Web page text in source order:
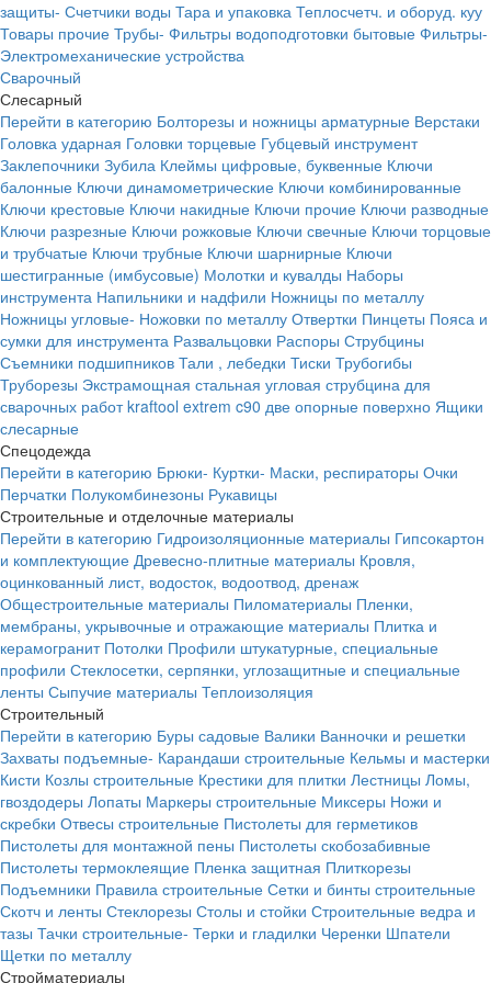
защиты- Счетчики воды Тара и упаковка Теплосчетч. и оборуд. куу
Товары прочие Трубы- Фильтры водоподготовки бытовые Фильтры-
Электромеханические устройства
Сварочный
Слесарный
Перейти в категорию Болторезы и ножницы арматурные Верстаки
Головка ударная Головки торцевые Губцевый инструмент
Заклепочники Зубила Клеймы цифровые, буквенные Ключи
балонные Ключи динамометрические Ключи комбинированные
Ключи крестовые Ключи накидные Ключи прочие Ключи разводные
Ключи разрезные Ключи рожковые Ключи свечные Ключи торцовые
и трубчатые Ключи трубные Ключи шарнирные Ключи
шестигранные (имбусовые) Молотки и кувалды Наборы
инструмента Напильники и надфили Ножницы по металлу
Ножницы угловые- Ножовки по металлу Отвертки Пинцеты Пояса и
сумки для инструмента Развальцовки Распоры Струбцины
Съемники подшипников Тали , лебедки Тиски Трубогибы
Труборезы Экстрамощная стальная угловая струбцина для
сварочных работ kraftool extrem c90 две опорные поверхно Ящики
слесарные
Спецодежда
Перейти в категорию Брюки- Куртки- Маски, респираторы Очки
Перчатки Полукомбинезоны Рукавицы
Строительные и отделочные материалы
Перейти в категорию Гидроизоляционные материалы Гипсокартон
и комплектующие Древесно-плитные материалы Кровля,
оцинкованный лист, водосток, водоотвод, дренаж
Общестроительные материалы Пиломатериалы Пленки,
мембраны, укрывочные и отражающие материалы Плитка и
керамогранит Потолки Профили штукатурные, специальные
профили Стеклосетки, серпянки, углозащитные и специальные
ленты Сыпучие материалы Теплоизоляция
Строительный
Перейти в категорию Буры садовые Валики Ванночки и решетки
Захваты подъемные- Карандаши строительные Кельмы и мастерки
Кисти Козлы строительные Крестики для плитки Лестницы Ломы,
гвоздодеры Лопаты Маркеры строительные Миксеры Ножи и
скребки Отвесы строительные Пистолеты для герметиков
Пистолеты для монтажной пены Пистолеты скобозабивные
Пистолеты термоклеящие Пленка защитная Плиткорезы
Подъемники Правила строительные Сетки и бинты строительные
Скотч и ленты Стеклорезы Столы и стойки Строительные ведра и
тазы Тачки строительные- Терки и гладилки Черенки Шпатели
Щетки по металлу
Стройматериалы